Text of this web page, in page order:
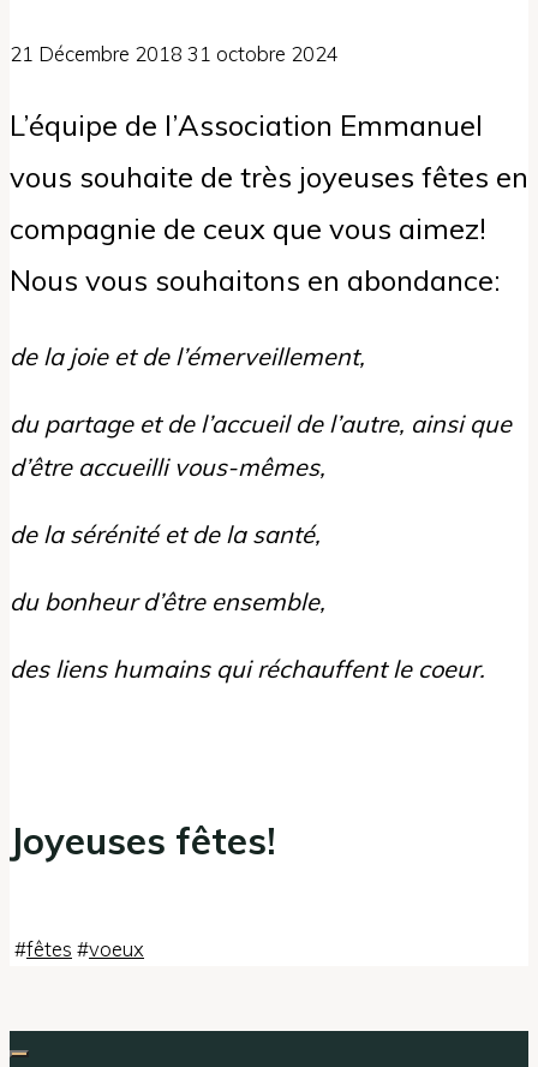
21 Décembre 2018 31 octobre 2024
L’équipe de l’Association Emmanuel
vous souhaite de très joyeuses fêtes en
compagnie de ceux que vous aimez!
Nous vous souhaitons en abondance:
de la joie et de l’émerveillement,
du partage et de l’accueil de l’autre, ainsi que
d’être accueilli vous-mêmes,
de la sérénité et de la santé,
du bonheur d’être ensemble,
des liens humains qui réchauffent le coeur.
Joyeuses fêtes!
#fêtes #voeux